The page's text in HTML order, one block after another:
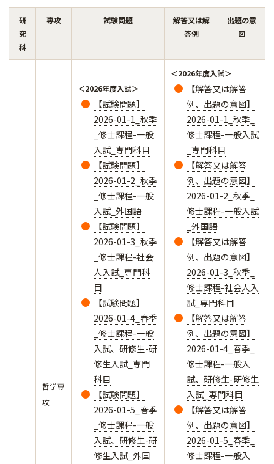
研
究
科
専攻 試験問題
解答又は解
答例
出題の意
図
哲学専
攻
＜2026年度入試＞
【試験問題】
2026-01-1_秋季
_修士課程-一般
入試_専門科目
【試験問題】
2026-01-2_秋季
_修士課程-一般
入試_外国語
【試験問題】
2026-01-3_秋季
_修士課程-社会
人入試_専門科
目
【試験問題】
2026-01-4_春季
_修士課程-一般
入試、研修生-研
修生入試_専門
科目
【試験問題】
2026-01-5_春季
_修士課程-一般
入試、研修生-研
修生入試_外国
＜2026年度入試＞
【解答又は解答
例、出題の意図】
2026-01-1_秋季_
修士課程-一般入試
_専門科目
【解答又は解答
例、出題の意図】
2026-01-2_秋季_
修士課程-一般入試
_外国語
【解答又は解答
例、出題の意図】
2026-01-3_秋季_
修士課程-社会人入
試_専門科目
【解答又は解答
例、出題の意図】
2026-01-4_春季_
修士課程-一般入
試、研修生-研修生
入試_専門科目
【解答又は解答
例、出題の意図】
2026-01-5_春季_
修士課程-一般入